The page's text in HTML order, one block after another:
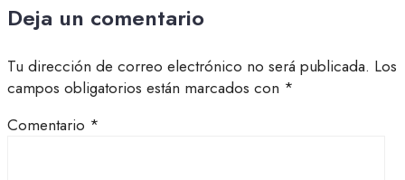
Deja un comentario
Tu dirección de correo electrónico no será publicada. Los
campos obligatorios están marcados con *
Comentario *